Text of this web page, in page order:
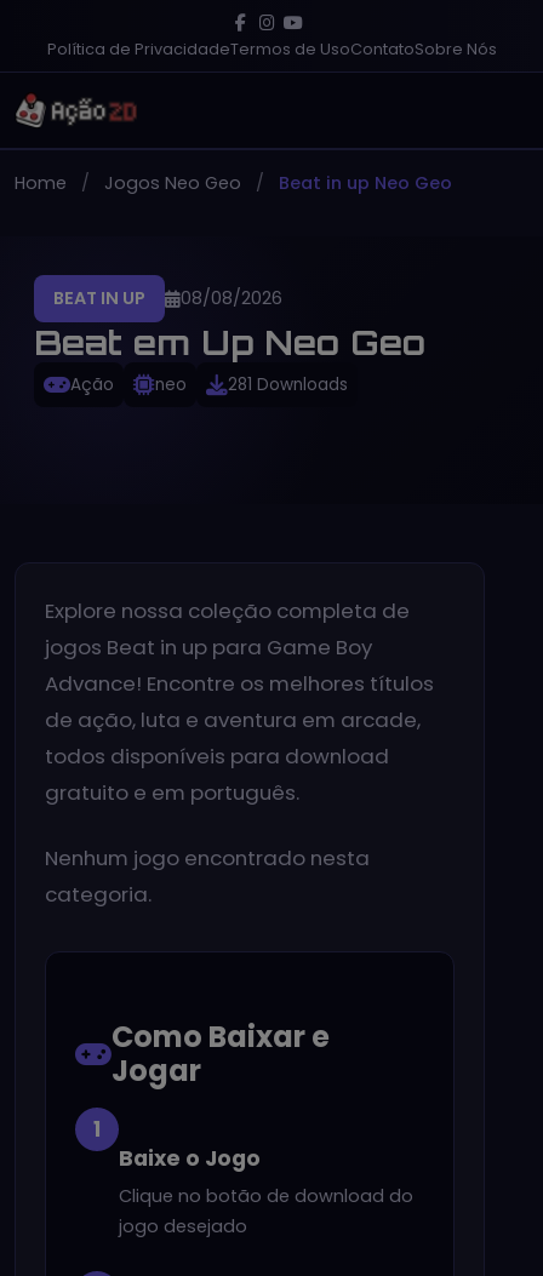
Política de PrivacidadeTermos de UsoContatoSobre Nós
Home Jogos Neo Geo Beat in up Neo Geo
BEAT IN UP 08/08/2026
Beat em Up Neo Geo
Ação neo 281 Downloads
Explore nossa coleção completa de
jogos Beat in up para Game Boy
Advance! Encontre os melhores títulos
de ação, luta e aventura em arcade,
todos disponíveis para download
gratuito e em português.
Nenhum jogo encontrado nesta
categoria.
Como Baixar e
Jogar
1
Baixe o Jogo
Clique no botão de download do
jogo desejado